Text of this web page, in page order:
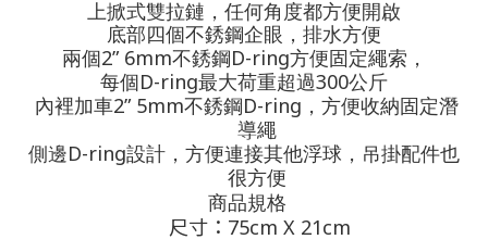
上掀式雙拉鏈，任何角度都方便開啟
底部四個不銹鋼企眼，排水方便
兩個 2” 6mm不銹鋼 D-ring方便固定繩索，
每個 D-ring最大荷重超過300公斤
內裡加車2” 5mm不銹鋼 D-ring ，方便收納固定潛
導繩
側邊D-ring設計，方便連接其他浮球，吊掛配件也
很方便
商品規格
尺寸： 75cm X 21cm